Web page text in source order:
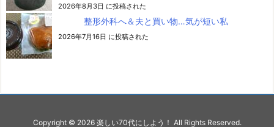
2026年8月3日 に投稿された
整形外科へ＆夫と買い物…気が短い私
2026年7月16日 に投稿された
Copyright © 2026 楽しい70代にしよう！ All Rights Reserved.